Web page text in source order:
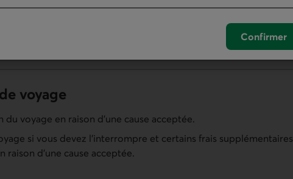
Confirmer
d’accident ou d’hospitalisation.
pour des raisons médicales ou à la suite d’un décès.
voyage
voyage en raison d’une cause acceptée.
si vous devez l’interrompre et certains frais supplémentaires
d’une cause acceptée.